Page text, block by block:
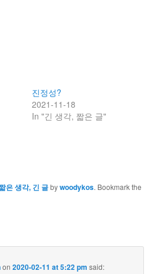
진정성?
2021-11-18
In "긴 생각, 짧은 글"
은 생각, 긴 글bywoodykos. Bookmark the
on2020-02-11 at 5:22 pm said: